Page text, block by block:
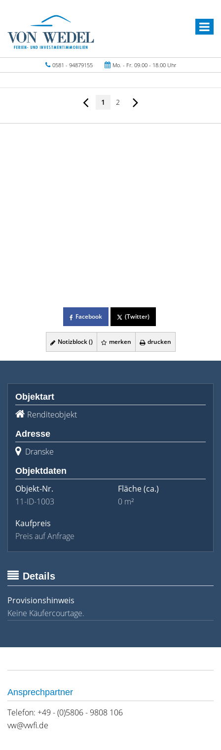
0581 - 94879155 Mo. - Fr. 09.00 - 18.00 Uhr
1 2
Facebook (Twitter)
Notizblock () merken drucken
Objektart
Renditeobjekt
Adresse
Dranske
Objektdaten
Objekt-Nr.
11-ID-1003
Fläche(ca.)
0 m²
Kaufpreis
Preis auf Anfrage
Details
Provisionshinweis
Keine Käufercourtage.
Ansprechpartner
Telefon: +49 - (0)5806 - 9808 106
vw@vwfi.de